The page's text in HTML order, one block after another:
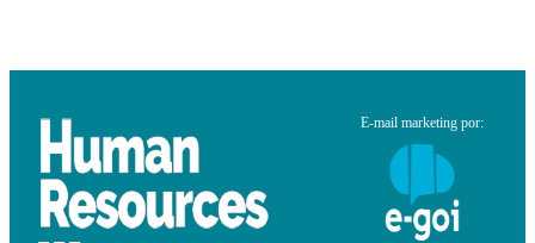
E-mail marketing por: